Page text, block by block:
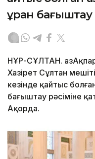
құран бағыштау
НҰР-СҰЛТАН.
Хазірет Сұлтан
кезінде қайтыс
бағыштау рәсіміне
Ақорда.